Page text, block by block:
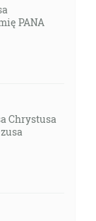
PANA
Chrystusa